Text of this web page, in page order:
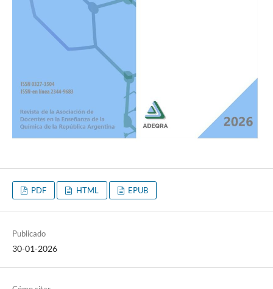
PDF HTML EPUB
Publicado
30-01-2026